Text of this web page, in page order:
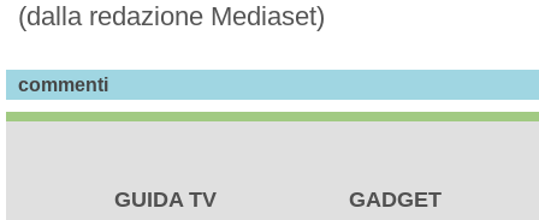
(dalla redazione Mediaset)
commenti
GUIDA TV GADGET